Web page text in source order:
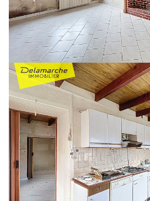
étant à proximité d'un bourg dynamique
DPE en date du : 25/09/2025
"Logement à consommation énergétique
CLASSE ENERGIE : F (335) CLASSE CLIMAT
Montant estimé des dépenses annuelles
entre 4460€ et 6080€/an
Prix moyens des énergies indexés sur les
(abonnements
compris).
Les informations sur les risques auxquels
disponibles sur le site Géorisques :
Référence : 9898DP
Pour visiter n'hésitez pas à contacter
02 33 46 96 79.
Honoraires à la charge du vendeur